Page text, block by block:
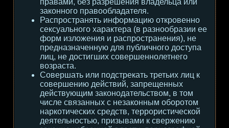
правами, без разрешения владельца или
законного правообладателя.
Распространять информацию откровенно
сексуального характера (в разнообразии ее
форм изложения и распространения), не
предназначенную для публичного доступа
лиц, не достигших совершеннолетнего
возраста.
Совершать или подстрекать третьих лиц к
совершению действий, запрещенных
действующим законодательством, в том
числе связанных с незаконным оборотом
наркотических средств, террористической
деятельностью, призывами к свержению